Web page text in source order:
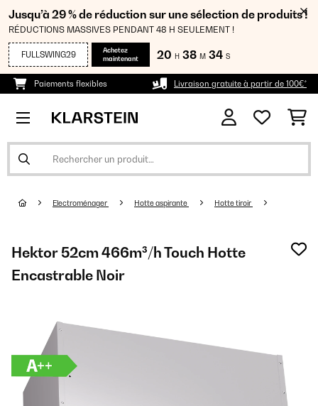
Jusqu’à 29 % de réduction sur une sélection de produits !
RÉDUCTIONS MASSIVES PENDANT 48 H SEULEMENT !
FULLSWING29
Achetez
maintenant
20 H 38 M 33 S
Paiements flexibles Livraison gratuite à partir de 100€*
Electroménager Hotte aspirante Hotte tiroir
Hektor 52cm 466m³/h Touch Hotte
Encastrable Noir